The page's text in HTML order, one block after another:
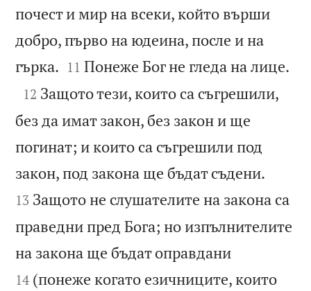
почест и мир на всеки, който върши
добро, първо на юдеина, после и на
гърка. 

11 Понеже Бог не гледа на лице.

12 Защото тези, които са съгрешили,
без да имат закон, без закон и ще
погинат; и които са съгрешили под
закон, под закона ще бъдат съдени.
13 Защото не слушателите на закона са
праведни пред Бога; но изпълнителите
на закона ще бъдат оправдани
14 (понеже когато езичниците, които